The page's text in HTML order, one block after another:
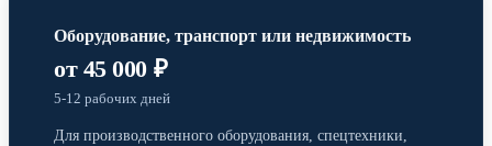
Оборудование, транспорт или недвижимость
от 45 000 ₽
5-12 рабочих дней
Для производственного оборудования, спецтехники,